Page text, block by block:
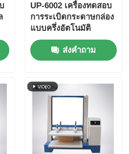
UP-6002 เครื่องทดสอบ
การระเบิดกระดาษกล่อง
แบบครึ่งอัตโนมัติ
ส่งคำถาม